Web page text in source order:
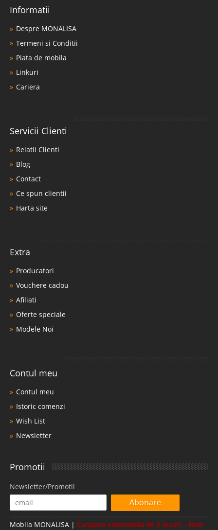
Informatii
Despre MONALISA
Termeni si Conditii
Piata de mobila
Linkuri
Cariera
Servicii Clienti
Relatii Clienti
Blog
Contact
Ce spun clientii
Harta site
Extra
Producatori
Vouchere cadou
Afiliati
Oferte speciale
Modele Noi
Contul meu
Contul meu
Istoric comenzi
Wish List
Newsletter
Promotii
Newsletter/Promotii
Abonare
Mobila MONALISA | Canapea extensibila de 3 locuri – New